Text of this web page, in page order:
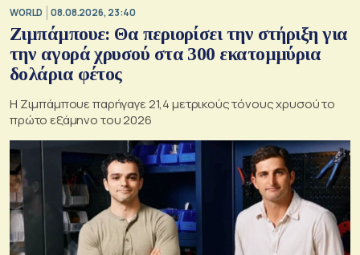
WORLD 08.08.2026, 23:40
Ζιμπάμπουε: Θα περιορίσει την στήριξη για
την αγορά χρυσού στα 300 εκατομμύρια
δολάρια φέτος
Η Ζιμπάμπουε παρήγαγε 21,4 μετρικούς τόνους χρυσού το
πρώτο εξάμηνο του 2026